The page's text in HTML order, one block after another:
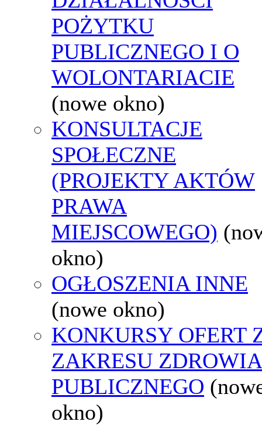
POŻYTKU
PUBLICZNEGO I O
WOLONTARIACIE
(nowe okno)
KONSULTACJE
SPOŁECZNE
(PROJEKTY AKTÓW
PRAWA
MIEJSCOWEGO)
okno)
OGŁOSZENIA INNE
(nowe okno)
KONKURSY OFERT
ZAKRESU ZDROWIA
PUBLICZNEGO
okno)